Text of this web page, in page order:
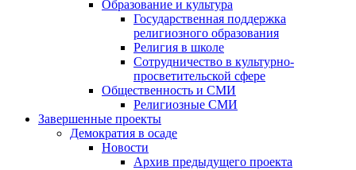
Образование и культура
Государственная поддержка
религиозного образования
Религия в школе
Сотрудничество в культурно-
просветительской сфере
Общественность и СМИ
Религиозные СМИ
Завершенные проекты
Демократия в осаде
Новости
Архив предыдущего проекта